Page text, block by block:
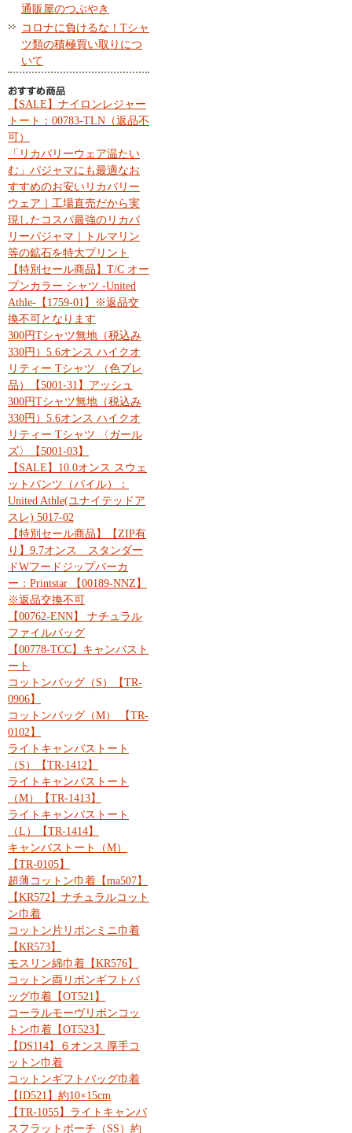
通販屋のつぶやき
コロナに負けるな！Tシャ
ツ類の積極買い取りにつ
いて
【SALE】ナイロンレジャー
トート：00783-TLN（返品不
可）
「リカバリーウェア温たい
む」パジャマにも最適なお
すすめのお安いリカバリー
ウェア｜工場直売だから実
現したコスパ最強のリカバ
リーパジャマ｜トルマリン
等の鉱石を特大プリント
【特別セール商品】T/C オー
プンカラー シャツ -United
Athle-【1759-01】※返品交
換不可となります
300円Tシャツ無地（税込み
330円）5.6オンス ハイクオ
リティー Tシャツ （色ブレ
品）【5001-31】アッシュ
300円Tシャツ無地（税込み
330円）5.6オンス ハイクオ
リティー Tシャツ 〈ガール
ズ〉【5001-03】
【SALE】10.0オンス スウェ
ットパンツ（パイル）：
United Athle(ユナイテッドア
スレ) 5017-02
【特別セール商品】【ZIP有
り】9.7オンス スタンダー
ドWフードジップパーカ
ー：Printstar 【00189-NNZ】
※返品交換不可
【00762-ENN】 ナチュラル
ファイルバッグ
【00778-TCC】キャンバスト
ート
コットンバッグ（S）【TR-
0906】
コットンバッグ（M） 【TR-
0102】
ライトキャンバストート
（S）【TR-1412】
ライトキャンバストート
（M）【TR-1413】
ライトキャンバストート
（L）【TR-1414】
キャンバストート（M）
【TR-0105】
超薄コットン巾着【ma507】
【KR572】ナチュラルコット
ン巾着
コットン片リボンミニ巾着
【KR573】
モスリン綿巾着【KR576】
コットン両リボンギフトバ
ッグ巾着【OT521】
コーラルモーヴリボンコッ
トン巾着【OT523】
【DS114】６オンス 厚手コ
ットン巾着
コットンギフトバッグ巾着
【ID521】約10×15cm
【TR-1055】ライトキャンバ
スフラットポーチ（SS）約